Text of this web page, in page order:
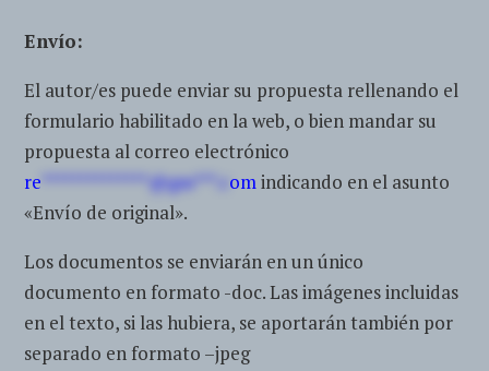
Envío:
El autor/es puede enviar su propuesta rellenando el
formulario habilitado en la web, o bien mandar su
propuesta al correo electrónico
re **************@gm***.c omindicando en el asunto
«Envío de original».
Los documentos se enviarán en un único
documento en formato -doc. Las imágenes incluidas
en el texto, si las hubiera, se aportarán también por
separado en formato –jpeg